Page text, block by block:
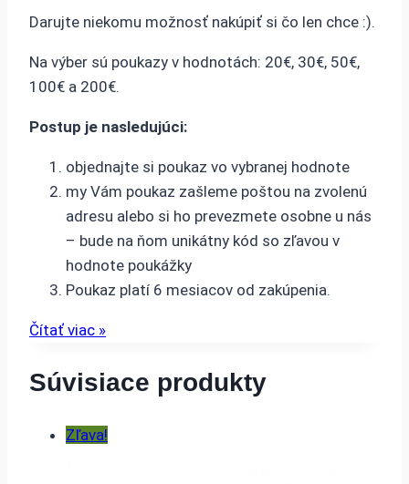
Darujte niekomu možnosť nakúpiť si čo len chce :).
Na výber sú poukazy v hodnotách: 20€, 30€, 50€,
100€ a 200€.
Postup je nasledujúci:
objednajte si poukaz vo vybranej hodnote
my Vám poukaz zašleme poštou na zvolenú
adresu alebo si ho prevezmete osobne u nás
– bude na ňom unikátny kód so zľavou v
hodnote poukážky
Poukaz platí 6 mesiacov od zakúpenia.
Čítať viac »
Súvisiace produkty
Zľava!